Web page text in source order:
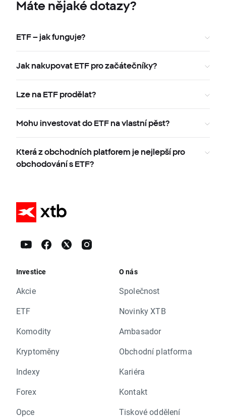
Máte nějaké dotazy?
ETF – jak funguje?
Jak nakupovat ETF pro začátečníky?
Lze na ETF prodělat?
Mohu investovat do ETF na vlastní pěst?
Která z obchodních platforem je nejlepší pro
obchodování s ETF?
Investice
Akcie
ETF
Komodity
Kryptoměny
Indexy
Forex
Opce
O nás
Společnost
Novinky XTB
Ambasador
Obchodní platforma
Kariéra
Kontakt
Tiskové oddělení